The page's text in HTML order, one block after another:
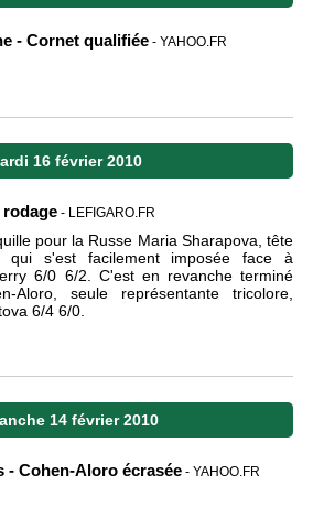
- Cornet qualifiée - YAHOO.FR
16 février 2010
rodage - LEFIGARO.FR
pour la Russe Maria Sharapova, tête
s'est facilement imposée face à
6/0 6/2. C'est en revanche terminé
Aloro, seule représentante tricolore,
6/4 6/0.
14 février 2010
- Cohen-Aloro écrasée - YAHOO.FR